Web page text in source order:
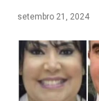
setembro 21, 2024